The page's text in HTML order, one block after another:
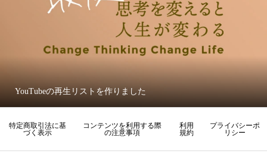
YouTubeの再生リストを作りました
特定商取引法に基
づく表示
コンテンツを利用する際
の注意事項
利用
規約
プライバシーポ
リシー